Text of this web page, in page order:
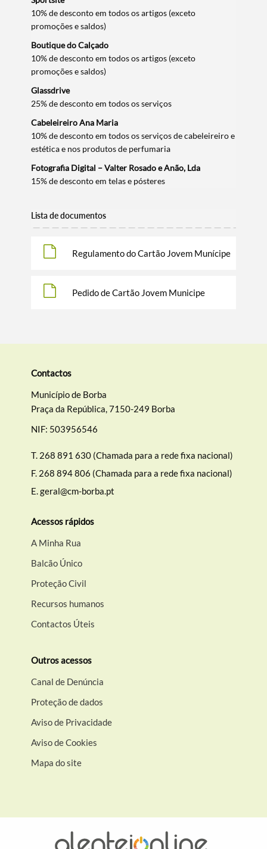
10% de desconto em todos os artigos (exceto
promoções e saldos)
Boutique do Calçado
10% de desconto em todos os artigos (exceto
promoções e saldos)
Glassdrive
25% de desconto em todos os serviços
Cabeleireiro Ana Maria
10% de desconto em todos os serviços de cabeleireiro e
estética e nos produtos de perfumaria
Fotografia Digital – Valter Rosado e Anão, Lda
15% de desconto em telas e pósteres
Lista de documentos
Regulamento do Cartão Jovem Munícipe
Pedido de Cartão Jovem Municipe
Contactos
Município de Borba
Praça da República, 7150-249 Borba
NIF: 503956546
T. 268 891 630 (Chamada para a rede fixa nacional)
F. 268 894 806 (Chamada para a rede fixa nacional)
E.geral@cm-borba.pt
Acessos rápidos
A Minha Rua
Balcão Único
Proteção Civil
Recursos humanos
Contactos Úteis
Outros acessos
Canal de Denúncia
Proteção de dados
Aviso de Privacidade
Aviso de Cookies
Mapa do site